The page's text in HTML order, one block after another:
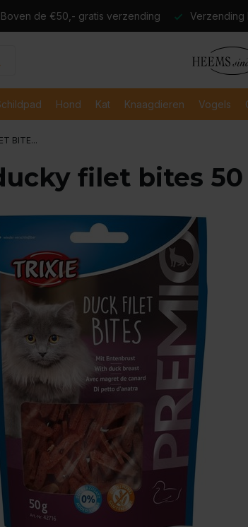
Boven de €50,- gratis verzending Verzending
Hond Kat Knaagdieren Vogels
BITE...
filet bites